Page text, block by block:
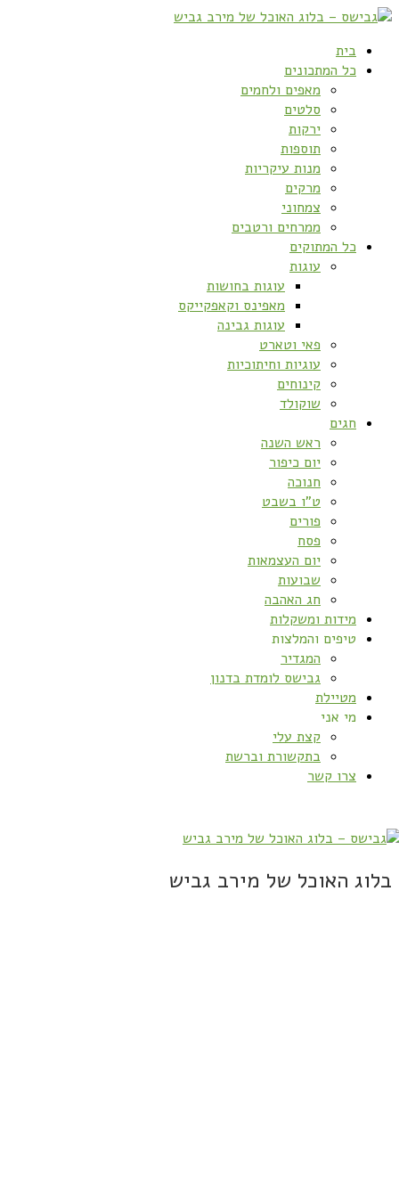
בית
כל המתכונים
מאפים ולחמים
סלטים
ירקות
תוספות
מנות עיקריות
מרקים
צמחוני
ממרחים ורטבים
כל המתוקים
עוגות
עוגות בחושות
מאפינס וקאפקייקס
עוגות גבינה
פאי וטארט
עוגיות וחיתוכיות
קינוחים
שוקולד
חגים
ראש השנה
יום כיפור
חנוכה
ט”ו בשבט
פורים
פסח
יום העצמאות
שבועות
חג האהבה
מידות ומשקלות
טיפים והמלצות
המגדיר
גבישס לומדת בדנון
מטיילת
מי אני
קצת עלי
בתקשורת וברשת
צרו קשר
בלוג האוכל של מירב גביש